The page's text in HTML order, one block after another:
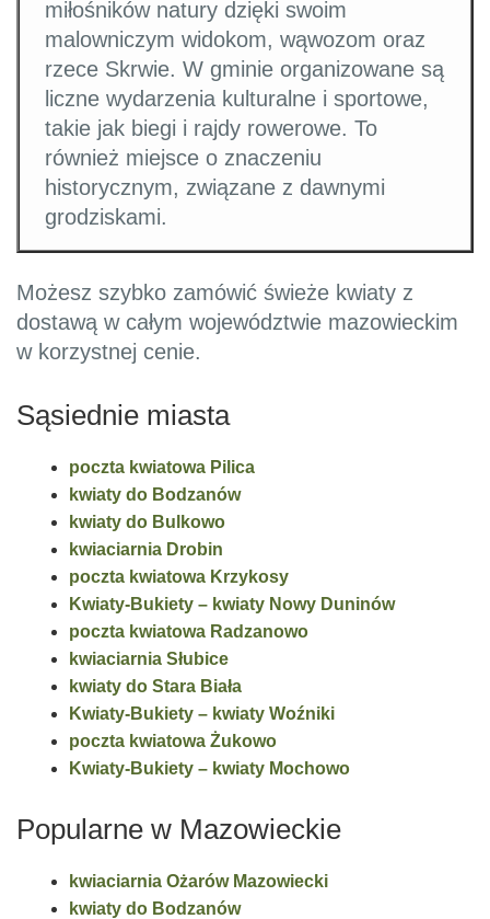
miłośników natury dzięki swoim
malowniczym widokom, wąwozom oraz
rzece Skrwie. W gminie organizowane są
liczne wydarzenia kulturalne i sportowe,
takie jak biegi i rajdy rowerowe. To
również miejsce o znaczeniu
historycznym, związane z dawnymi
grodziskami.
Możesz szybko zamówić świeże kwiaty z
dostawą w całym województwie mazowieckim
w korzystnej cenie.
Sąsiednie miasta
poczta kwiatowa Pilica
kwiaty do Bodzanów
kwiaty do Bulkowo
kwiaciarnia Drobin
poczta kwiatowa Krzykosy
Kwiaty-Bukiety – kwiaty Nowy Duninów
poczta kwiatowa Radzanowo
kwiaciarnia Słubice
kwiaty do Stara Biała
Kwiaty-Bukiety – kwiaty Woźniki
poczta kwiatowa Żukowo
Kwiaty-Bukiety – kwiaty Mochowo
Popularne w Mazowieckie
kwiaciarnia Ożarów Mazowiecki
kwiaty do Bodzanów